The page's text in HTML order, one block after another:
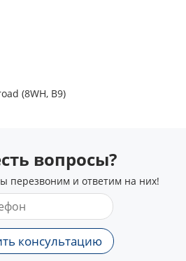
(8WH, B9)
вопросы?
перезвоним и ответим на них!
консультацию